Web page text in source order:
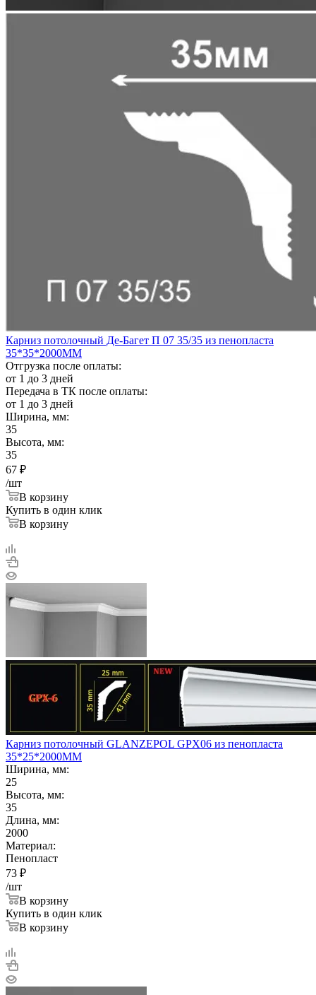
Карниз потолочный Де-Багет П 07 35/35 из пенопласта
35*35*2000ММ
Отгрузка после оплаты:
от 1 до 3 дней
Передача в ТК после оплаты:
от 1 до 3 дней
Ширина, мм:
35
Высота, мм:
35
67 ₽
/шт
В корзину
Купить в один клик
В корзину
Карниз потолочный GLANZEPOL GPX06 из пенопласта
35*25*2000ММ
Ширина, мм:
25
Высота, мм:
35
Длина, мм:
2000
Материал:
Пенопласт
73 ₽
/шт
В корзину
Купить в один клик
В корзину